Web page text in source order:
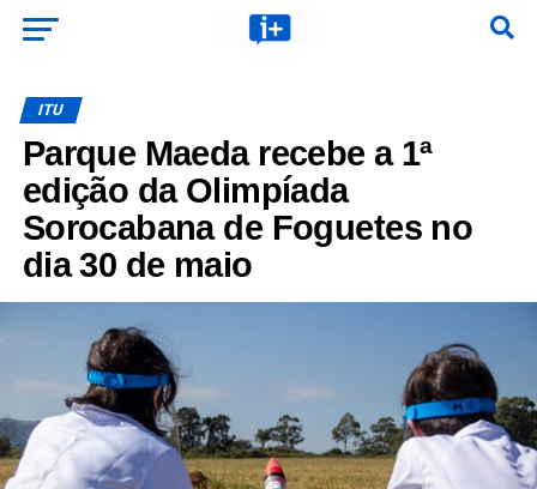
ITU
Parque Maeda recebe a 1ª
edição da Olimpíada
Sorocabana de Foguetes no
dia 30 de maio